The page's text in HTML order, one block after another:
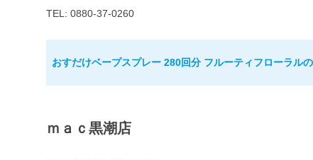
TEL: 0880-37-0260
おすだけベープスプレー 280回分 フルーティフローラル
ｍａｃ黒潮店